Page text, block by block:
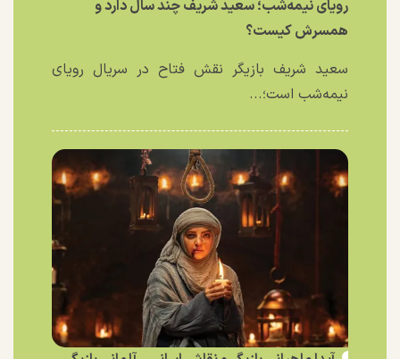
رویای نیمه‌شب؛ سعید شریف چند سال دارد و
همسرش کیست؟
سعید شریف بازیگر نقش فتاح در سریال رویای
نیمه‌شب است؛...